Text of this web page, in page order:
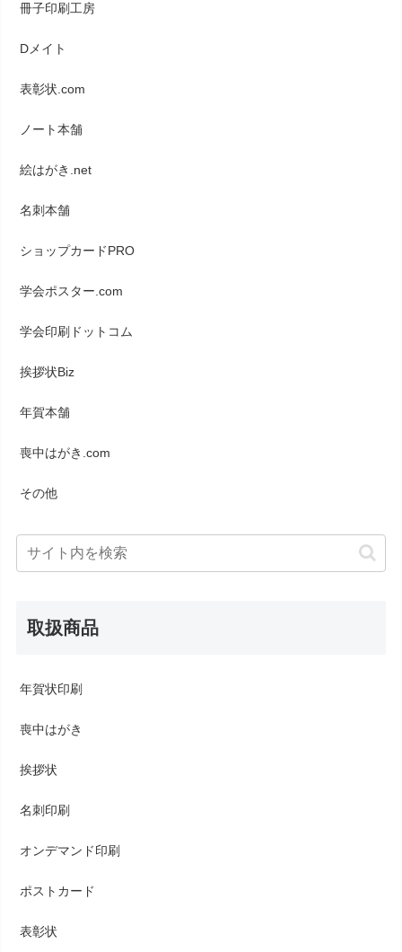
冊子印刷工房
Dメイト
表彰状.com
ノート本舗
絵はがき.net
名刺本舗
ショップカードPRO
学会ポスター.com
学会印刷ドットコム
挨拶状Biz
年賀本舗
喪中はがき.com
その他
取扱商品
年賀状印刷
喪中はがき
挨拶状
名刺印刷
オンデマンド印刷
ポストカード
表彰状